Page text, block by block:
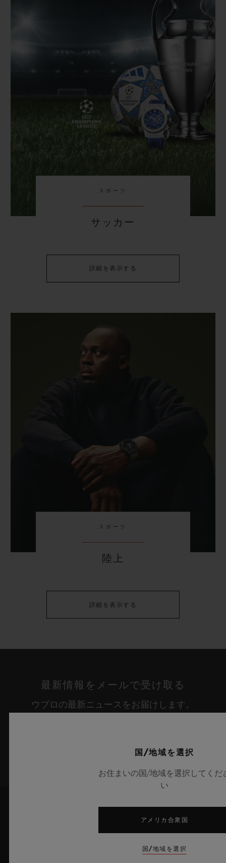
スポーツ
サッカー
詳細を表示する
スポーツ
陸上
詳細を表示する
最新情報をメールで受け取る
ウブロの最新ニュースをお届けします。
国/地域を選択
お住まいの国/地域を選択してくだ
い
アメリカ合衆国
国/地域を選択